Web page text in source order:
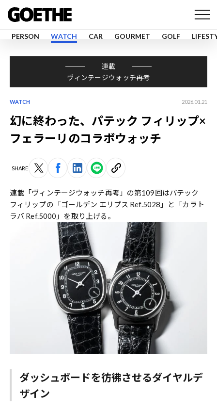
PERSON WATCH CAR GOURMET GOLF
連載
ヴィンテージウォッチ再考
WATCH 2026.01.21
幻に終わった、パテック フィリップ×
フェラーリのコラボウォッチ
SHARE
連載「ヴィンテージウォッチ再考」の第109回はパテック
フィリップの「ゴールデン エリプス Ref.5028」と「カラト
ラバ Ref.5000」を取り上げる。
ダッシュボードを彷彿させるダイヤルデ
ザイン